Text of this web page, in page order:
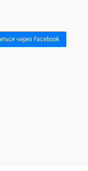
через Facebook